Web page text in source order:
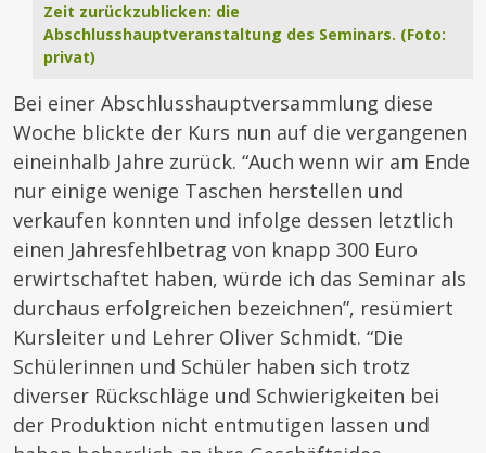
Zeit zurückzublicken: die
Abschlusshauptveranstaltung des Seminars. (Foto:
privat)
Bei einer Abschlusshauptversammlung diese
Woche blickte der Kurs nun auf die vergangenen
eineinhalb Jahre zurück. “Auch wenn wir am Ende
nur einige wenige Taschen herstellen und
verkaufen konnten und infolge dessen letztlich
einen Jahresfehlbetrag von knapp 300 Euro
erwirtschaftet haben, würde ich das Seminar als
durchaus erfolgreichen bezeichnen”, resümiert
Kursleiter und Lehrer Oliver Schmidt. “Die
Schülerinnen und Schüler haben sich trotz
diverser Rückschläge und Schwierigkeiten bei
der Produktion nicht entmutigen lassen und